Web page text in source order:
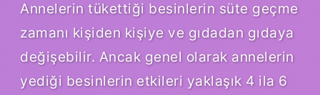
Annelerin tükettiği besinlerin süte geçme
zamanı kişiden kişiye ve gıdadan gıdaya
değişebilir. Ancak genel olarak annelerin
yediği besinlerin etkileri yaklaşık 4 ila 6